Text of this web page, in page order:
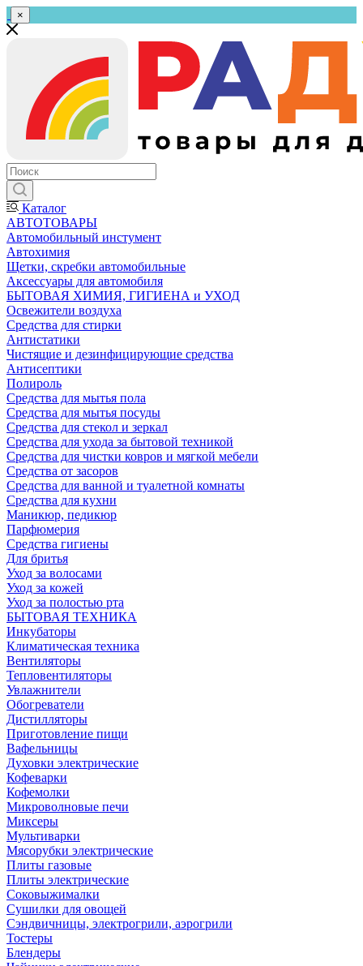
×
Каталог
АВТОТОВАРЫ
Автомобильный инстумент
Автохимия
Щетки, скребки автомобильные
Аксессуары для автомобиля
БЫТОВАЯ ХИМИЯ, ГИГИЕНА и УХОД
Освежители воздуха
Средства для стирки
Антистатики
Чистящие и дезинфицирующие средства
Антисептики
Полироль
Средства для мытья пола
Средства для мытья посуды
Средства для стекол и зеркал
Средства для ухода за бытовой техникой
Средства для чистки ковров и мягкой мебели
Средства от засоров
Средства для ванной и туалетной комнаты
Средства для кухни
Маникюр, педикюр
Парфюмерия
Средства гигиены
Для бритья
Уход за волосами
Уход за кожей
Уход за полостью рта
БЫТОВАЯ ТЕХНИКА
Инкубаторы
Климатическая техника
Вентиляторы
Тепловентиляторы
Увлажнители
Обогреватели
Дистилляторы
Приготовление пищи
Вафельницы
Духовки электрические
Кофеварки
Кофемолки
Микроволновые печи
Миксеры
Мультиварки
Мясорубки электрические
Плиты газовые
Плиты электрические
Соковыжималки
Сушилки для овощей
Сэндвичницы, электрогрили, аэрогрили
Тостеры
Блендеры